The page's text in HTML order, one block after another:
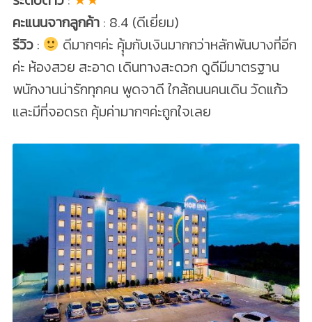
คะแนนจากลูกค้า: 8.4 (ดีเยี่ยม)
รีวิว:
ดีมากๆค่ะ คุุ้มกับเงินมากกว่าหลักพันบางที่อีก
ค่ะ ห้องสวย สะอาด เดินทางสะดวก ดูดีมีมาตรฐาน
พนักงานน่ารักทุกคน พูดจาดี ใกล้ถนนคนเดิน วัดแก้ว
และมีที่จอดรถ คุ้มค่ามากๆค่ะถูกใจเลย